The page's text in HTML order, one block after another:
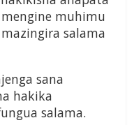
muhimu
salama
sana
hakika
salama.